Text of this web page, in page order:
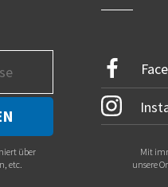
über
etc.
Mit
unsere